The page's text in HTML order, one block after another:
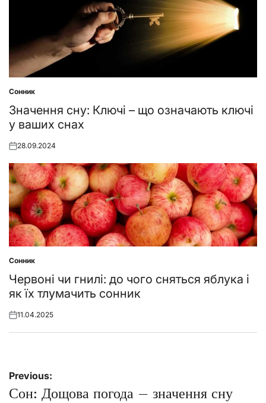
Posted
in
Сонник
Значення сну: Ключі – що означають ключі
у ваших снах
Posted
28.09.2024
Posted
in
Сонник
Червоні чи гнилі: до чого сняться яблука і
як їх тлумачить сонник
Posted
11.04.2025
Навігація
записів
Previous:
Сон: Дощова погода – значення сну